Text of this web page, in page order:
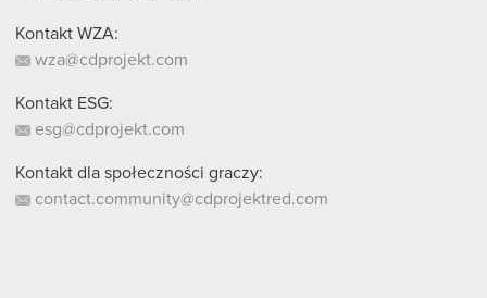
Kontakt WZA:
wza@cdprojekt.com
Kontakt ESG:
esg@cdprojekt.com
Kontakt dla społeczności graczy:
contact.community@cdprojektred.com